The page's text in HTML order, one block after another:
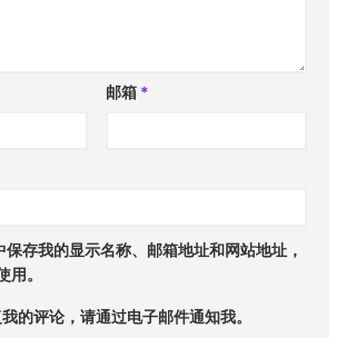
邮箱 *
保存我的显示名称、邮箱地址和网站地址，
用。
的评论，请通过电子邮件通知我。